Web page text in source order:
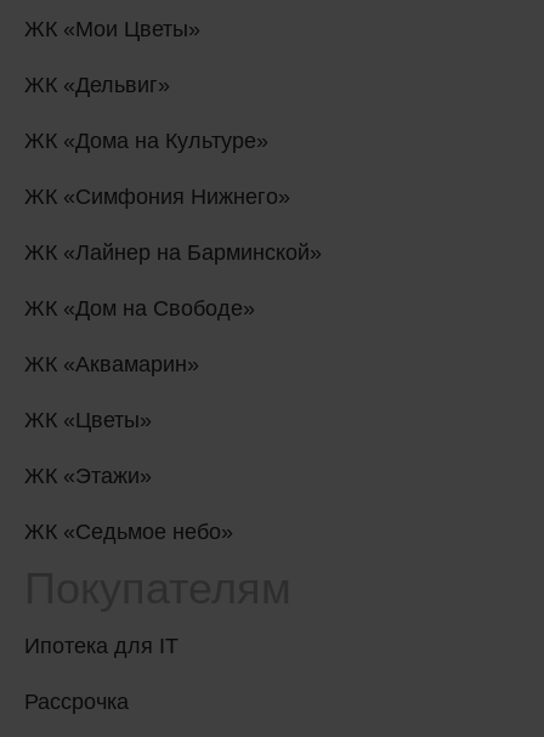
ЖК «Мои Цветы»
ЖК «Дельвиг»
ЖК «Дома на Культуре»
ЖК «Симфония Нижнего»
ЖК «Лайнер на Барминской»
ЖК «Дом на Свободе»
ЖК «Аквамарин»
ЖК «Цветы»
ЖК «Этажи»
ЖК «Седьмое небо»
Ипотека для IT
Рассрочка